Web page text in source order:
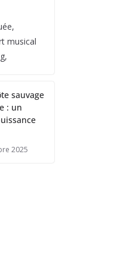
musical
sauvage
: un
2025